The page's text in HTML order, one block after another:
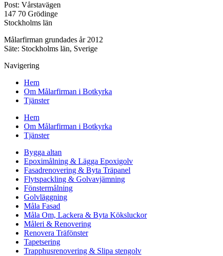
Post: Vårstavägen
147 70 Grödinge
Stockholms län
Målarfirman grundades år 2012
Säte: Stockholms län, Sverige
Navigering
Hem
Om Målarfirman i Botkyrka
Tjänster
Hem
Om Målarfirman i Botkyrka
Tjänster
Bygga altan
Epoximålning & Lägga Epoxigolv
Fasadrenovering & Byta Träpanel
Flytspackling & Golvavjämning
Fönstermålning
Golvläggning
Måla Fasad
Måla Om, Lackera & Byta Köksluckor
Måleri & Renovering
Renovera Träfönster
Tapetsering
Trapphusrenovering & Slipa stengolv